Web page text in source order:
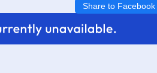
Share to Facebook